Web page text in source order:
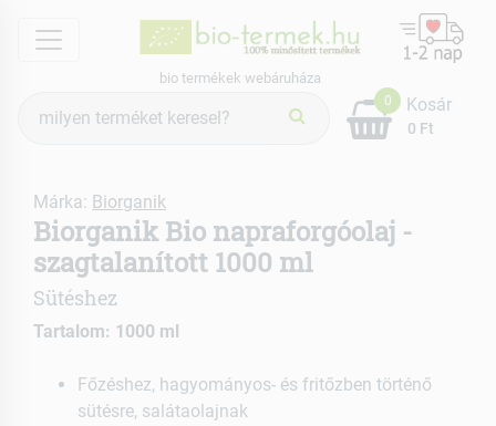
menu
bio termékek webáruháza
keresés
0
0 Ft
Kosár
Márka: Biorganik
Biorganik Bio napraforgóolaj -
szagtalanított 1000 ml
Sütéshez
Tartalom: 1000 ml
Főzéshez, hagyományos- és fritőzben történő
sütésre, salátaolajnak